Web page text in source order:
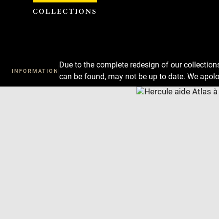
INFORMATION
Due to the complete redesign of our
can be found, may not be up to date. We
Cookies management panel